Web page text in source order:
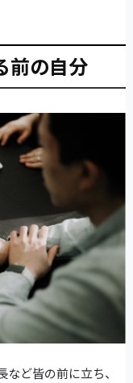
前の自分
ど皆の前に立ち、